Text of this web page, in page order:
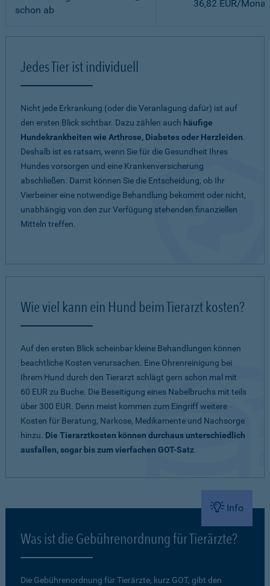
schon ab
36,82 EUR/Monat
Jedes Tier ist individuell
Nicht jede Erkrankung (oder die Veranlagung dafür) ist auf
den ersten Blick sichtbar. Dazu zählen auch häufige
Hundekrankheiten wie Arthrose, Diabetes oder Herzleiden.
Deshalb ist es ratsam, wenn Sie für die Gesundheit Ihres
Hundes vorsorgen und eine Krankenversicherung
abschließen. Damit können Sie die Entscheidung, ob Ihr
Vierbeiner eine notwendige Behandlung bekommt oder nicht,
unabhängig von den zur Verfügung stehenden finanziellen
Mitteln treffen.
Wie viel kann ein Hund beim Tierarzt kosten?
Auf den ersten Blick scheinbar kleine Behandlungen können
beachtliche Kosten verursachen. Eine Ohrenreinigung bei
Ihrem Hund durch den Tierarzt schlägt gern schon mal mit
60 EUR zu Buche. Die Beseitigung eines Nabelbruchs mit teils
über 300 EUR. Denn meist kommen zum Eingriff weitere
Kosten für Beratung, Narkose, Medikamente und Nachsorge
hinzu. Die Tierarztkosten können durchaus unterschiedlich
ausfallen, sogar bis zum vierfachen GOT-Satz.
Info
Was ist die Gebührenordnung für Tierärzte?
Die Gebührenordnung für Tierärzte, kurz GOT, gibt den